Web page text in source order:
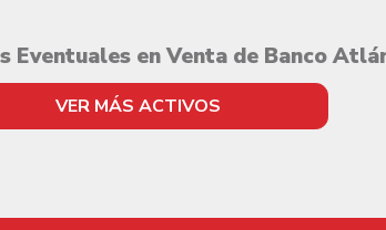
Eventuales en Venta de Banco
VER MÁS ACTIVOS